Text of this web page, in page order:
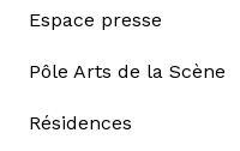
Espace presse
Pôle Arts de la Scène
Résidences